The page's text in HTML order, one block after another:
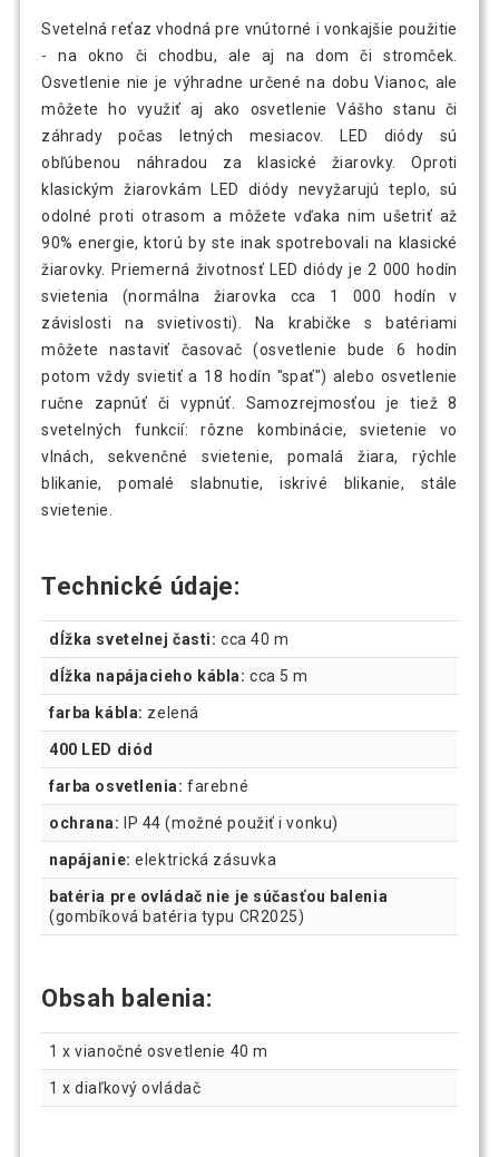
Svetelná reťaz vhodná pre vnútorné i vonkajšie použitie
- na okno či chodbu, ale aj na dom či stromček.
Osvetlenie nie je výhradne určené na dobu Vianoc, ale
môžete ho využiť aj ako osvetlenie Vášho stanu či
záhrady počas letných mesiacov. LED diódy sú
obľúbenou náhradou za klasické žiarovky. Oproti
klasickým žiarovkám LED diódy nevyžarujú teplo, sú
odolné proti otrasom a môžete vďaka nim ušetriť až
90% energie, ktorú by ste inak spotrebovali na klasické
žiarovky. Priemerná životnosť LED diódy je 2 000 hodín
svietenia (normálna žiarovka cca 1 000 hodín v
závislosti na svietivosti). Na krabičke s batériami
môžete nastaviť časovač (osvetlenie bude 6 hodín
potom vždy svietiť a 18 hodín "spať") alebo osvetlenie
ručne zapnúť či vypnúť. Samozrejmosťou je tiež 8
svetelných funkcií: rôzne kombinácie, svietenie vo
vlnách, sekvenčné svietenie, pomalá žiara, rýchle
blikanie, pomalé slabnutie, iskrivé blikanie, stále
svietenie.
Technické údaje:
dĺžka svetelnej časti: cca 40 m
dĺžka napájacieho kábla: cca 5 m
farba kábla: zelená
400 LED diód
farba osvetlenia: farebné
ochrana: IP 44 (možné použiť i vonku)
napájanie: elektrická zásuvka
batéria pre ovládač nie je súčasťou balenia
(gombíková batéria typu CR2025)
Obsah balenia:
1 x vianočné osvetlenie 40 m
1 x diaľkový ovládač